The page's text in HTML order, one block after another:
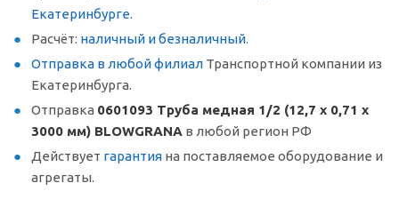
Екатеринбурге.
Расчёт: наличный и безналичный.
Отправка в любой филиал Транспортной компании из
Екатеринбурга.
Отправка 0601093 Труба медная 1/2 (12,7 х 0,71 х
3000 мм) BLOWGRANA в любой регион РФ
Действует гарантия на поставляемое оборудование и
агрегаты.